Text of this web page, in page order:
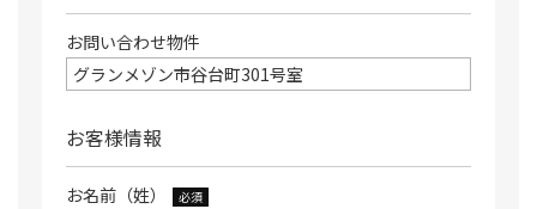
お問い合わせ物件
お客様情報
お名前（姓） 必須